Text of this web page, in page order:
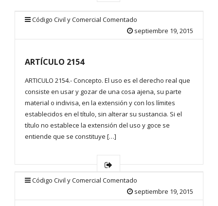
Código Civil y Comercial Comentado
septiembre 19, 2015
ARTÍCULO 2154
ARTICULO 2154.- Concepto. El uso es el derecho real que
consiste en usar y gozar de una cosa ajena, su parte
material o indivisa, en la extensión y con los límites
establecidos en el título, sin alterar su sustancia. Si el
título no establece la extensión del uso y goce se
entiende que se constituye […]
Código Civil y Comercial Comentado
septiembre 19, 2015